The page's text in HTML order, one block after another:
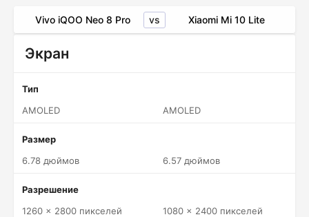
Vivo iQOO Neo 8 Pro vs Xiaomi Mi 10 Lite
Экран
Тип
AMOLED
AMOLED
Размер
6.78 дюймов
6.57 дюймов
Разрешение
1260 x 2800 пикселей
1080 x 2400 пикселей